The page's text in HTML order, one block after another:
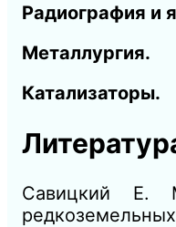
Радиография и
Металлургия.
Катализаторы.
Савицкий